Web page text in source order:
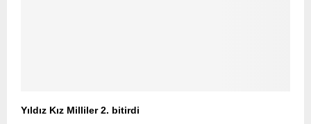
Yıldız Kız Milliler 2. bitirdi